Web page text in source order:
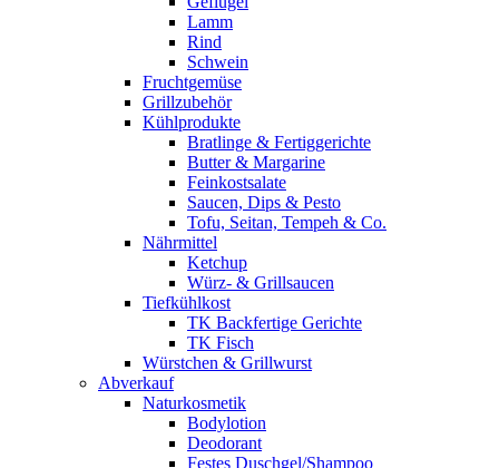
Lamm
Rind
Schwein
Fruchtgemüse
Grillzubehör
Kühlprodukte
Bratlinge & Fertiggerichte
Butter & Margarine
Feinkostsalate
Saucen, Dips & Pesto
Tofu, Seitan, Tempeh & Co.
Nährmittel
Ketchup
Würz- & Grillsaucen
Tiefkühlkost
TK Backfertige Gerichte
TK Fisch
Würstchen & Grillwurst
Abverkauf
Naturkosmetik
Bodylotion
Deodorant
Festes Duschgel/Shampoo